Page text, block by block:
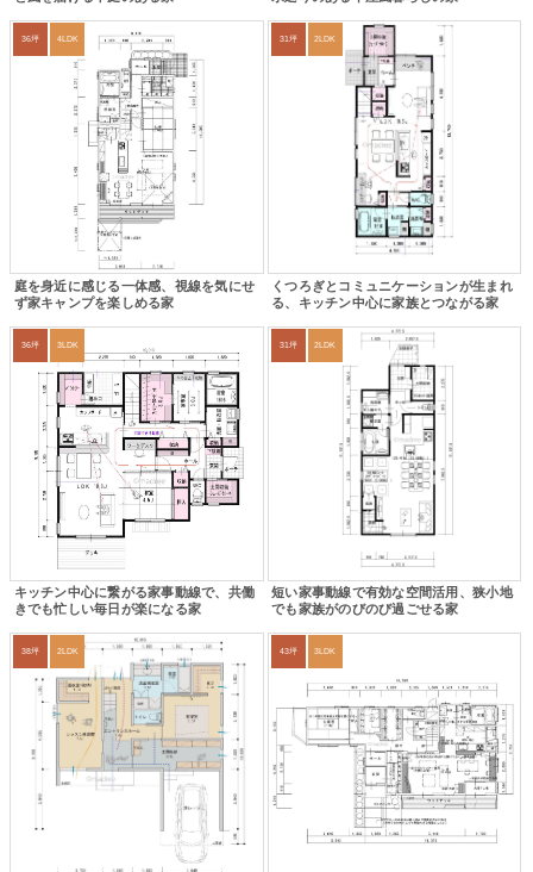
36坪 4LDK
庭を身近に感じる一体感、視線を気にせ
ず家キャンプを楽しめる家
31坪 2LDK
くつろぎとコミュニケーションが生まれ
る、キッチン中心に家族とつながる家
36坪 3LDK
キッチン中心に繋がる家事動線で、共働
きでも忙しい毎日が楽になる家
31坪 2LDK
短い家事動線で有効な空間活用、狭小地
でも家族がのびのび過ごせる家
38坪 2LDK 43坪 3LDK